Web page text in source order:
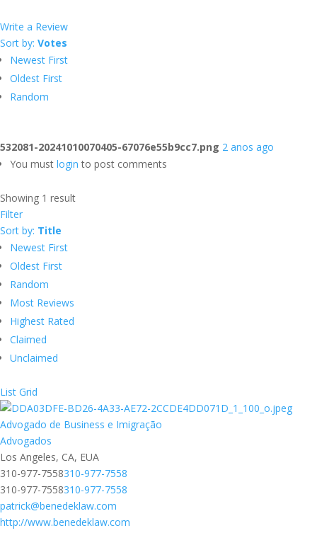
Write a Review
Sort by: Votes
Newest First
Oldest First
Random
532081-20241010070405-67076e55b9cc7.png 2 anos ago
You must login to post comments
Showing 1 result
Filter
Sort by: Title
Newest First
Oldest First
Random
Most Reviews
Highest Rated
Claimed
Unclaimed
List Grid
Advogado de Business e Imigração
Advogados
Los Angeles, CA, EUA
310-977-7558310-977-7558
310-977-7558310-977-7558
patrick@benedeklaw.com
http://www.benedeklaw.com